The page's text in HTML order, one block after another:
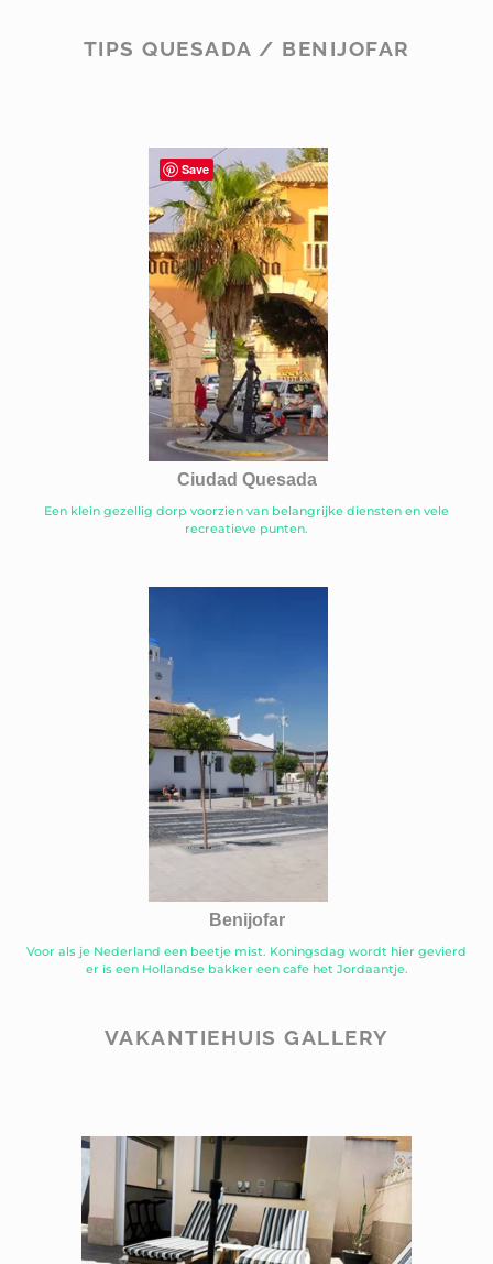
TIPS QUESADA / BENIJOFAR
Ciudad Quesada
Een klein gezellig dorp voorzien van belangrijke diensten en vele
recreatieve punten.
Benijofar
Voor als je Nederland een beetje mist. Koningsdag wordt hier gevierd
er is een Hollandse bakker een cafe het Jordaantje.
VAKANTIEHUIS GALLERY
Save